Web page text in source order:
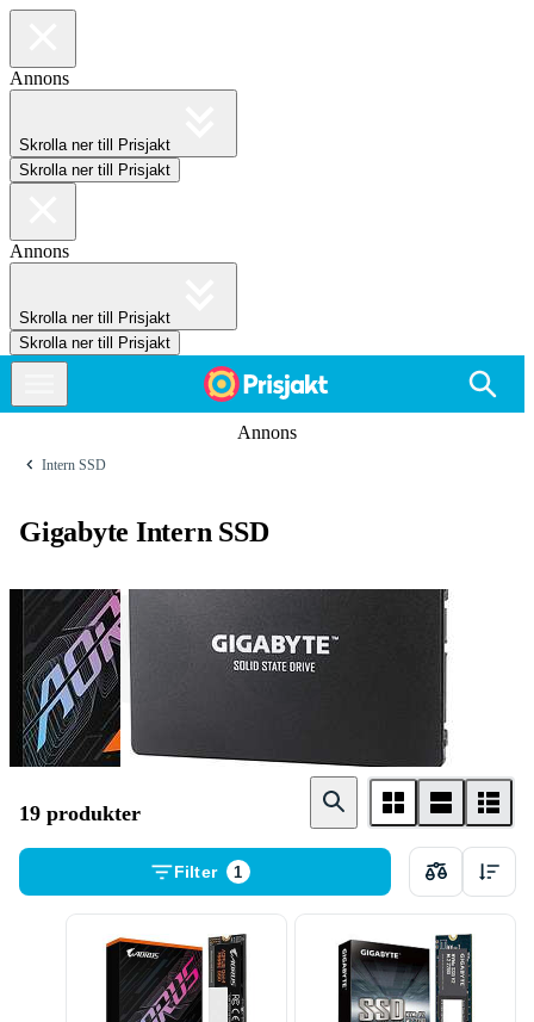
Annons
Skrolla ner till Prisjakt
Skrolla ner till Prisjakt
Annons
Skrolla ner till Prisjakt
Skrolla ner till Prisjakt
Annons
Intern SSD
Gigabyte Intern SSD
M . 2 Card
19 produkter
Filter 1